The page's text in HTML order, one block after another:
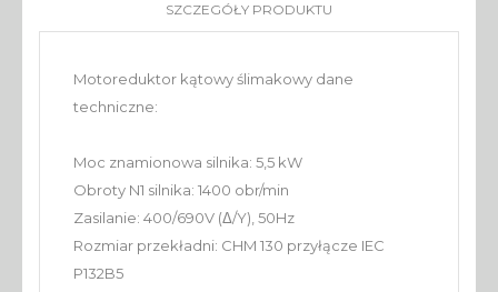
SZCZEGÓŁY PRODUKTU
Motoreduktor kątowy ślimakowy dane
techniczne:
Moc znamionowa silnika: 5,5 kW
Obroty N1 silnika: 1400 obr/min
Zasilanie: 400/690V (Δ/Y), 50Hz
Rozmiar przekładni: CHM 130 przyłącze IEC
P132B5